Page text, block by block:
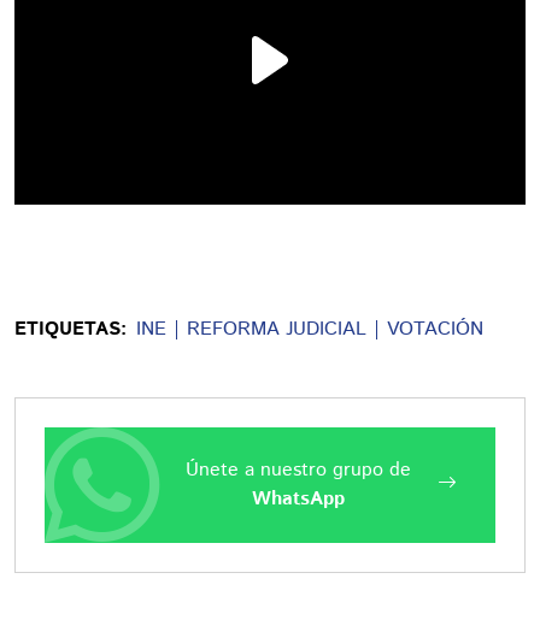
ETIQUETAS: INE REFORMA JUDICIAL VOTACIÓN
Únete a nuestro grupo de
WhatsApp